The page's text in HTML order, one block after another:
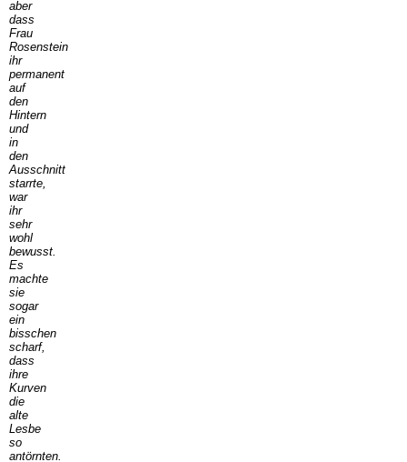
aber
dass
Frau
Rosenstein
ihr
permanent
auf
den
Hintern
und
in
den
Ausschnitt
starrte,
war
ihr
sehr
wohl
bewusst.
Es
machte
sie
sogar
ein
bisschen
scharf,
dass
ihre
Kurven
die
alte
Lesbe
so
antörnten.